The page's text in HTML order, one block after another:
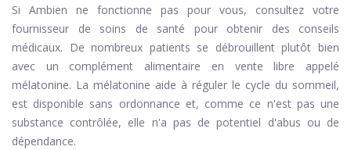
Si Ambien ne fonctionne pas pour vous, consultez votre
fournisseur de soins de santé pour obtenir des conseils
médicaux. De nombreux patients se débrouillent plutôt bien
avec un complément alimentaire en vente libre appelé
mélatonine. La mélatonine aide à réguler le cycle du sommeil,
est disponible sans ordonnance et, comme ce n'est pas une
substance contrôlée, elle n'a pas de potentiel d'abus ou de
dépendance.